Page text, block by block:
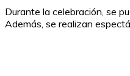
Durante la celebración, se
Además, se realizan